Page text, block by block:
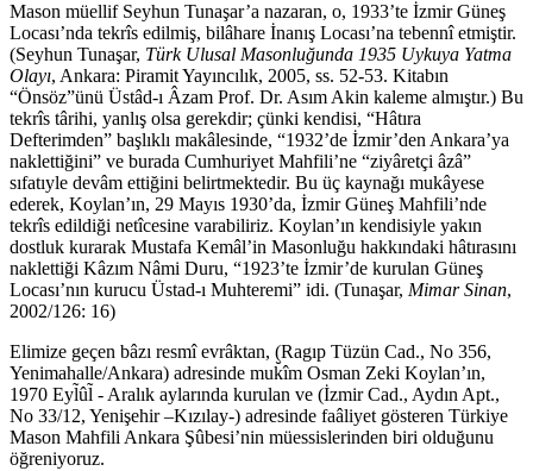
Mason müellif Seyhun Tunaşar’a nazaran, o, 1933’te İzmir Güneş
Locası’nda tekrîs edilmiş, bilâhare İnanış Locası’na tebennî etmiştir.
(Seyhun Tunaşar, Türk Ulusal Masonluğunda 1935 Uykuya Yatma
Olayı, Ankara: Piramit Yayıncılık, 2005, ss. 52-53. Kitabın
“Önsöz”ünü Üstâd-ı Âzam Prof. Dr. Asım Akin kaleme almıştır.) Bu
tekrîs târihi, yanlış olsa gerekdir; çünki kendisi, “Hâtıra
Defterimden” başlıklı makâlesinde, “1932’de İzmir’den Ankara’ya
naklettiğini” ve burada Cumhuriyet Mahfili’ne “ziyâretçi âzâ”
sıfatıyle devâm ettiğini belirtmektedir. Bu üç kaynağı mukâyese
ederek, Koylan’ın, 29 Mayıs 1930’da, İzmir Güneş Mahfili’nde
tekrîs edildiği netîcesine varabiliriz. Koylan’ın kendisiyle yakın
dostluk kurarak Mustafa Kemâl’in Masonluğu hakkındaki hâtırasını
naklettiği Kâzım Nâmi Duru, “1923’te İzmir’de kurulan Güneş
Locası’nın kurucu Üstad-ı Muhteremi” idi. (Tunaşar, Mimar Sinan,
2002/126: 16)
Elimize geçen bâzı resmî evrâktan, (Ragıp Tüzün Cad., No 356,
Yenimahalle/Ankara) adresinde muk̆îm Osman Zeki Koylan’ın,
1970 Eyl̃ûl̃ - Aralık aylarında kurulan ve (İzmir Cad., Aydın Apt.,
No 33/12, Yenişehir –Kızılay-) adresinde faâliyet gösteren Türkiye
Mason Mahfili Ankara Şûbesi’nin müessislerinden biri olduğunu
öğreniyoruz.